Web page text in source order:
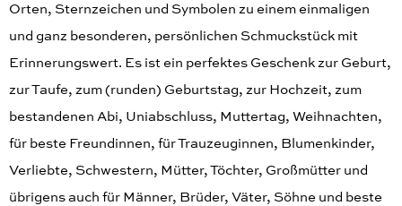
Orten, Sternzeichen und Symbolen zu einem einmaligen
und ganz besonderen, persönlichen Schmuckstück mit
Erinnerungswert. Es ist ein perfektes Geschenk zur Geburt,
zur Taufe, zum (runden) Geburtstag, zur Hochzeit, zum
bestandenen Abi, Uniabschluss, Muttertag, Weihnachten,
für beste Freundinnen, für Trauzeuginnen, Blumenkinder,
Verliebte, Schwestern, Mütter, Töchter, Großmütter und
übrigens auch für Männer, Brüder, Väter, Söhne und beste